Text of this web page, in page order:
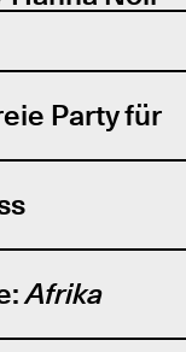
Party für
Afrika